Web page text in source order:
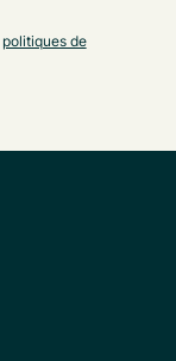
politiques de